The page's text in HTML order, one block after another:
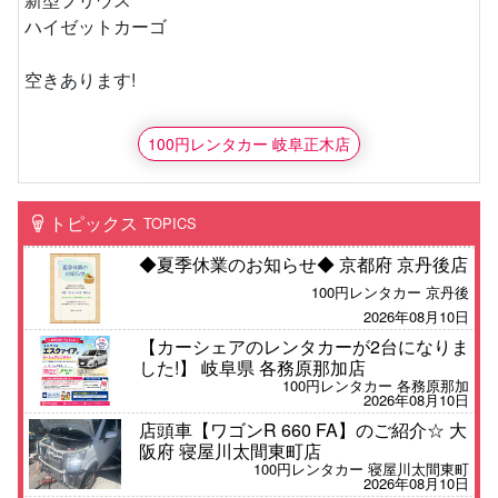
ハイゼットカーゴ
空きあります!
100円レンタカー 岐阜正木店
トピックス TOPICS
◆夏季休業のお知らせ◆ 京都府 京丹後店
100円レンタカー 京丹後
2026年08月10日
【カーシェアのレンタカーが2台になりま
した!】 岐阜県 各務原那加店
100円レンタカー 各務原那加
2026年08月10日
店頭車【ワゴンR 660 FA】のご紹介☆ 大
阪府 寝屋川太間東町店
100円レンタカー 寝屋川太間東町
2026年08月10日